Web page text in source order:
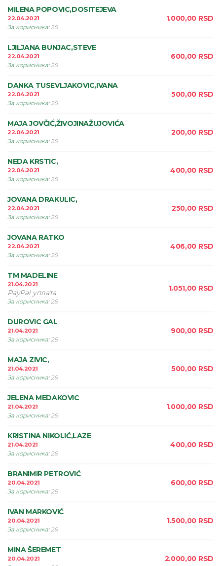
MILENA POPOVIC,DOSITEJEVA
22.04.2021
За корисника:25
1.000,00 RSD
LJILJANA BUNJAC,STEVE
22.04.2021
За корисника:25
600,00 RSD
DANKA TUSEVLJAKOVIC,IVANA
22.04.2021
За корисника:25
500,00 RSD
MAJA JOVČIĆ,ŽIVOJINAŽUJOVIĆA
22.04.2021
За корисника:25
200,00 RSD
NEDA KRSTIC,
22.04.2021
За корисника:25
400,00 RSD
JOVANA DRAKULIC,
22.04.2021
За корисника:25
250,00 RSD
JOVANA RATKO
22.04.2021
За корисника:25
406,00 RSD
TM MADELINE
21.04.2021
PayPal уплата
За корисника:25
1.051,00 RSD
DUROVIC GAL
21.04.2021
За корисника:25
900,00 RSD
MAJA ZIVIC,
21.04.2021
За корисника:25
500,00 RSD
JELENA MEDAKOVIC
21.04.2021
За корисника:25
1.000,00 RSD
KRISTINA NIKOLIĆ,LAZE
21.04.2021
За корисника:25
400,00 RSD
BRANIMIR PETROVIĆ
20.04.2021
За корисника:25
600,00 RSD
IVAN MARKOVIĆ
20.04.2021
За корисника:25
1.500,00 RSD
MINA ŠEREMET
20.04.2021
2.000,00 RSD